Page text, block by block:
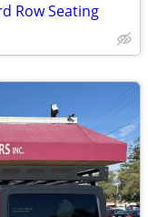
Row Seating